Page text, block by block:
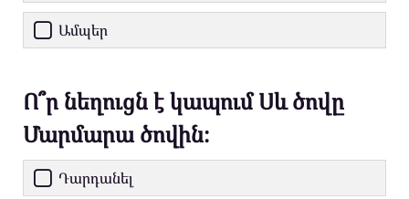
Ամպեր
Ո՞ր նեղուցն է կապում Սև ծովը
Մարմարա ծովին։
Դարդանել